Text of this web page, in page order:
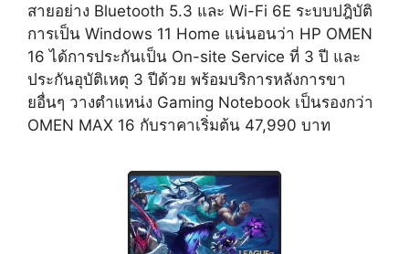
สายอย่าง Bluetooth 5.3 และ Wi-Fi 6E ระบบปฎิบัติ
การเป็น Windows 11 Home แน่นอนว่า HP OMEN
16 ได้การประกันเป็น On-site Service ที่ 3 ปี และ
ประกันอุบัติเหตุ 3 ปีด้วย พร้อมบริการหลังการขา
ยอื่นๆ วางตำแหน่ง Gaming Notebook เป็นรองกว่า
OMEN MAX 16 กับราคาเริ่มต้น 47,990 บาท